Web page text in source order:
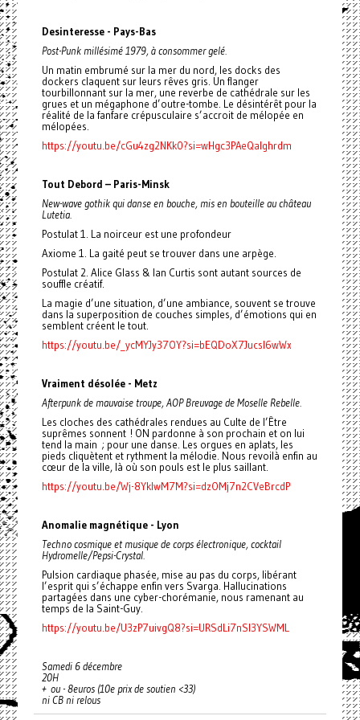
Desinteresse - Pays-Bas
Post-Punk millésimé 1979, à consommer gelé.
Un matin embrumé sur la mer du nord, les docks des
dockers claquent sur leurs rêves gris. Un flanger
tourbillonnant sur la mer, une reverbe de cathédrale sur les
grues et un mégaphone d’outre-tombe. Le désintérêt pour la
réalité de la fanfare crépusculaire s’accroit de mélopée en
mélopées.
https://youtu.be/cGu4zg2NKk0?si=wHgc3PAeQaIghrdm
Tout Debord – Paris-Minsk
New-wave gothik qui danse en bouche, mis en bouteille au château
Lutetia.
Postulat 1. La noirceur est une profondeur
Axiome 1. La gaité peut se trouver dans une arpège.
Postulat 2. Alice Glass & Ian Curtis sont autant sources de
souffle créatif.
La magie d’une situation, d’une ambiance, souvent se trouve
dans la superposition de couches simples, d’émotions qui en
semblent créent le tout.
https://youtu.be/_ycMYJy37OY?si=bEQDoX7Jucsl6wWx
Vraiment désolée - Metz
Afterpunk de mauvaise troupe, AOP Breuvage de Moselle Rebelle.
Les cloches des cathédrales rendues au Culte de l’Être
suprêmes sonnent ! ON pardonne à son prochain et on lui
tend la main ; pour une danse. Les orgues en aplats, les
pieds cliquètent et rythment la mélodie. Nous revoilà enfin au
cœur de la ville, là où son pouls est le plus saillant.
https://youtu.be/Wj-8YklwM7M?si=dzOMj7n2CVeBrcdP
Anomalie magnétique - Lyon
Techno cosmique et musique de corps électronique, cocktail
Hydromelle/Pepsi-Crystal.
Pulsion cardiaque phasée, mise au pas du corps, libérant
l’esprit qui s’échappe enfin vers Svarga. Hallucinations
partagées dans une cyber-chorémanie, nous ramenant au
temps de la Saint-Guy.
https://youtu.be/U3zP7uivgQ8?si=URSdLi7nSl3YSWML
Samedi 6 décembre
20H
+ ou - 8euros (10e prix de soutien <33)
ni CB ni relous